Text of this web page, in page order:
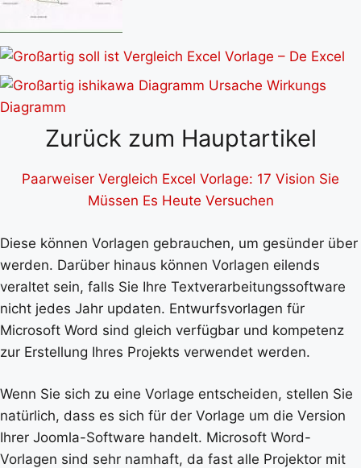
Zurück zum Hauptartikel
Paarweiser Vergleich Excel Vorlage: 17 Vision Sie
Müssen Es Heute Versuchen
Diese können Vorlagen gebrauchen, um gesünder über
werden. Darüber hinaus können Vorlagen eilends
veraltet sein, falls Sie Ihre Textverarbeitungssoftware
nicht jedes Jahr updaten. Entwurfsvorlagen für
Microsoft Word sind gleich verfügbar und kompetenz
zur Erstellung Ihres Projekts verwendet werden.
Wenn Sie sich zu eine Vorlage entscheiden, stellen Sie
natürlich, dass es sich für der Vorlage um die Version
Ihrer Joomla-Software handelt. Microsoft Word-
Vorlagen sind sehr namhaft, da fast alle Projektor mit